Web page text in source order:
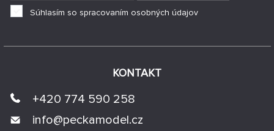
KONTAKT
+420 774 590 258
info@peckamodel.cz
Súhlasím so spracovaním osobných údajov